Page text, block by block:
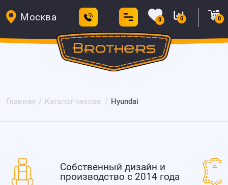
Москва 0 0 0
Главная Каталог чехлов Hyundai
Собственный дизайн и
производство с 2014 года